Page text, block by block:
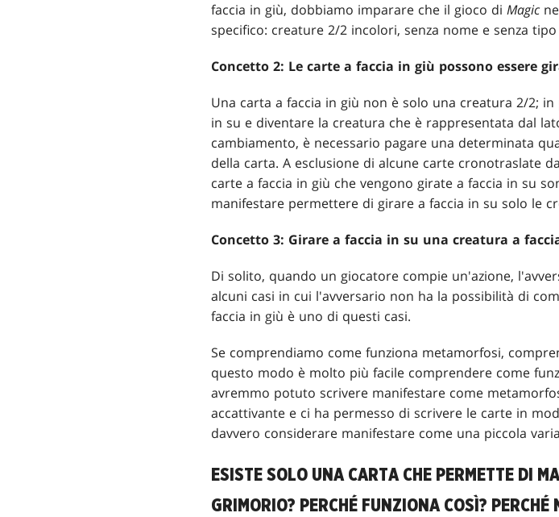
faccia in giù, dobbiamo imparare che il gioco di Magic
specifico: creature 2/2 incolori, senza nome e senza
Concetto 2: Le carte a faccia in giù possono essere
Una carta a faccia in giù non è solo una creatura 2/2;
in su e diventare la creatura che è rappresentata dal
cambiamento, è necessario pagare una determinata
della carta. A esclusione di alcune carte cronotraslate
carte a faccia in giù che vengono girate a faccia in su
manifestare permettere di girare a faccia in su solo le
Concetto 3: Girare a faccia in su una creatura a
Di solito, quando un giocatore compie un'azione,
alcuni casi in cui l'avversario non ha la possibilità di
faccia in giù è uno di questi casi.
Se comprendiamo come funziona metamorfosi,
questo modo è molto più facile comprendere come
avremmo potuto scrivere manifestare come
accattivante e ci ha permesso di scrivere le carte in
davvero considerare manifestare come una piccola
ESISTE SOLO UNA CARTA CHE PERMETTE DI
GRIMORIO? PERCHÉ FUNZIONA COSÌ?